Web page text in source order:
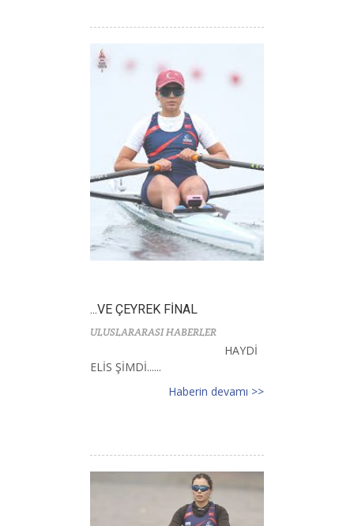
...VE ÇEYREK FİNAL
ULUSLARARASI HABERLER
HAYDİ
ELİS ŞİMDİ......
Haberin devamı >>